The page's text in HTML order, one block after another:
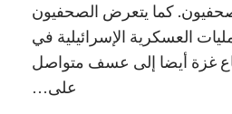
كما يتعرض الصحفيون
العسكرية الإسرائيلية في
غزة أيضا إلى عسف متواصل
على…